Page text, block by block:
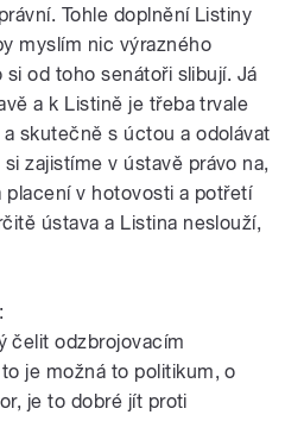
Tohle doplnění Listiny
myslím nic výrazného
od toho senátoři slibují. Já
a k Listině je třeba trvale
skutečně s úctou a odolávat
zajistíme v ústavě právo na,
placení v hotovosti a potřetí
ústava a Listina neslouží,
čelit odzbrojovacím
je možná to politikum, o
je to dobré jít proti